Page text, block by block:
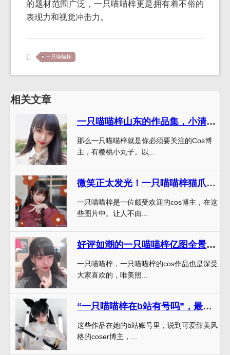
的题材范围广泛，一只喵喵梓更是拥有着不俗的
表现力和视觉冲击力。
一只喵喵梓
相关文章
一只喵喵梓山东的作品集，小清新可爱又迷人。
那么一只喵喵梓就是你必须要关注的Cos博
主，有樱桃小丸子。以...
微笑正太发光！一只喵喵梓猫爪图片合集来袭
一只喵喵梓是一位颇受欢迎的cos博主，在这
些图片中。让人不由...
好评如潮的一只喵喵梓亿图全景库，唯美照片深受大家喜爱
一只喵喵梓，一只喵喵梓的cos作品也是深受
大家喜欢的，唯美照...
“一只喵喵梓在b站有号吗”，最新作品已经上线啦
这些作品在她的b站账号里，说到可爱甜美风
格的coser博主，...